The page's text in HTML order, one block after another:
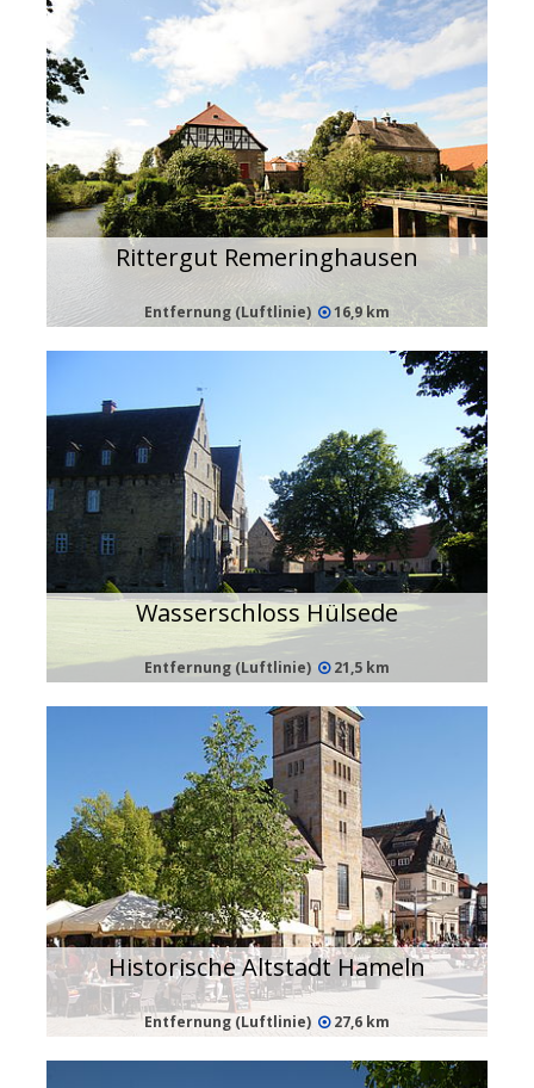
Rittergut Remeringhausen
Entfernung (Luftlinie) 16,9 km
Wasserschloss Hülsede
Entfernung (Luftlinie) 21,5 km
Historische Altstadt Hameln
Entfernung (Luftlinie) 27,6 km